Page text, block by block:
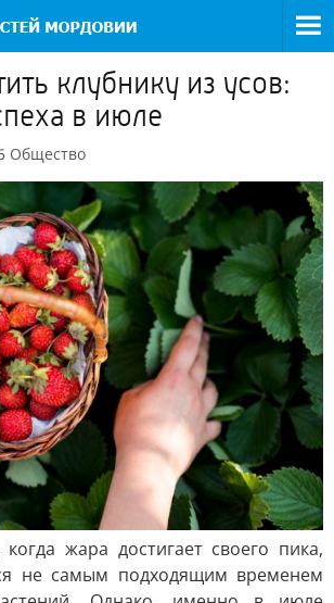
клубнику из усов:
в июле
Общество
жара достигает своего пика,
не самым подходящим временем